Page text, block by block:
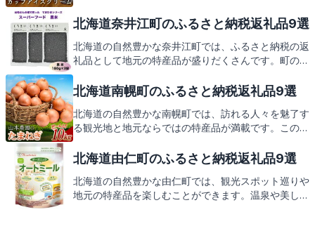
介し、ふるさと納税を通じて感じる地域への感謝の気
北海道奈井江町のふるさと納税返礼品9選
北海道の自然豊かな奈井江町では、ふるさと納税の返
礼品として地元の特産品が盛りだくさんです。町の美
しませんか。奈井江町の返礼品の魅力をこれからお伝
北海道南幌町のふるさと納税返礼品9選
北海道の自然豊かな南幌町では、訪れる人々を魅了す
る観光地と地元ならではの特産品が満載です。この記
いても後ほどご紹介しますので、どうぞお楽しみに。
北海道由仁町のふるさと納税返礼品9選
北海道の自然豊かな由仁町では、観光スポット巡りや
地元の特産品を楽しむことができます。温泉や美しい